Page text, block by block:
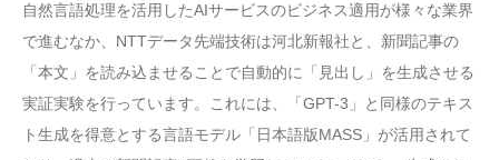
自然言語処理を活用したAIサービスのビジネス適用が様々な業界
で進むなか、NTTデータ先端技術は河北新報社と、新聞記事の
「本文」を読み込ませることで自動的に「見出し」を生成させる
実証実験を行っています。これには、「GPT-3」と同様のテキス
ト生成を得意とする言語モデル「日本語版MASS」が活用されて